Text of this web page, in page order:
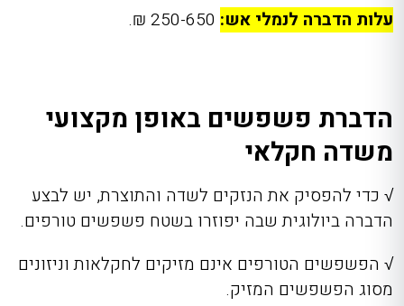
עלות הדברה לנמלי אש:
הדברת פשפשים באופן מקצועי
משדה חקלאי
√ כדי להפסיק את הנזקים לשדה והתוצרת, יש לבצע
הדברה ביולוגית שבה יפוזרו בשטח פשפשים טורפים.
√ הפשפשים הטורפים אינם מזיקים לחקלאות וניזונים
מסוג הפשפשים המזיק.